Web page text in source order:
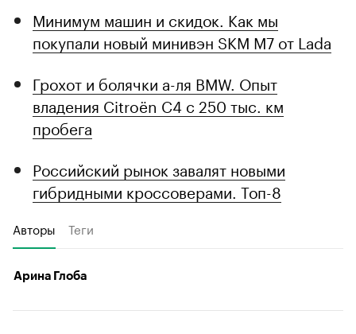
Минимум машин и скидок. Как мы
покупали новый минивэн SKM M7 от Lada
Грохот и болячки а-ля BMW. Опыт
владения Citroёn C4 с 250 тыс. км
пробега
Российский рынок завалят новыми
гибридными кроссоверами. Топ-8
Авторы Теги
Арина Глоба